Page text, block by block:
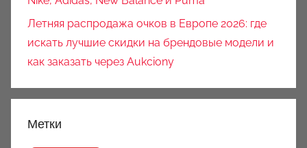
Летняя распродажа очков в Европе 2026: где
искать лучшие скидки на брендовые модели и
как заказать через Aukciony
Метки